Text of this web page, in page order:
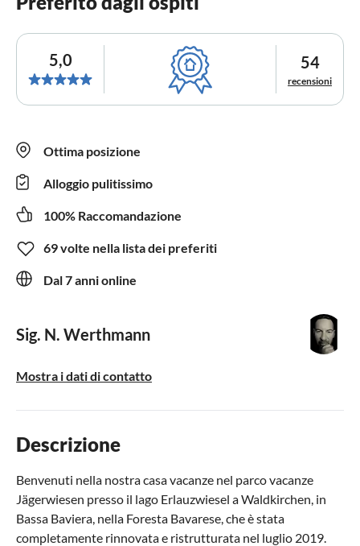
5,0 54
recensioni
Ottima posizione
Alloggio pulitissimo
100% Raccomandazione
69 volte nella lista dei preferiti
Dal 7 anni online
Sig. N. Werthmann
Mostra i dati di contatto
Descrizione
Benvenuti nella nostra casa vacanze nel parco vacanze
Jägerwiesen presso il lago Erlauzwiesel a Waldkirchen, in
Bassa Baviera, nella Foresta Bavarese, che è stata
completamente rinnovata e ristrutturata nel luglio 2019.